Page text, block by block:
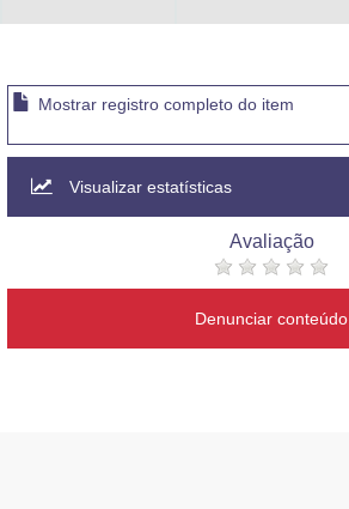
Mostrar registro completo do item
Visualizar estatísticas
Avaliação
Denunciar conteúdo